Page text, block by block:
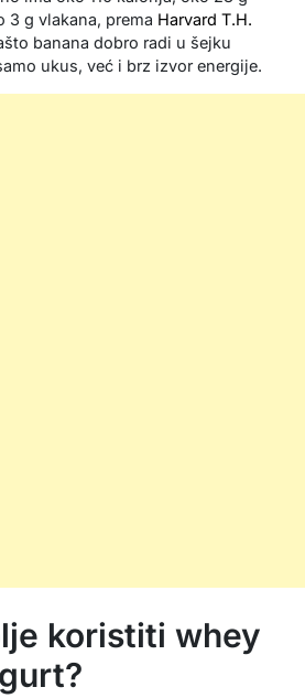
3 g vlakana, prema Harvard T.H.
banana dobro radi u šejku
ukus, već i brz izvor energije.
koristiti whey